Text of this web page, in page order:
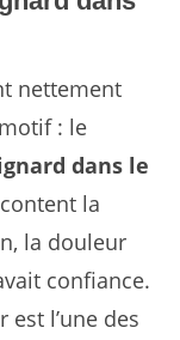
nettement
: le
dans le
la
la douleur
confiance.
l’une des